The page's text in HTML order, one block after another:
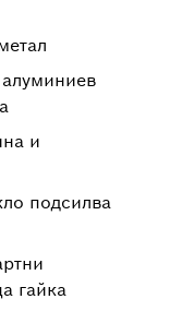
и
подсилва
гайка